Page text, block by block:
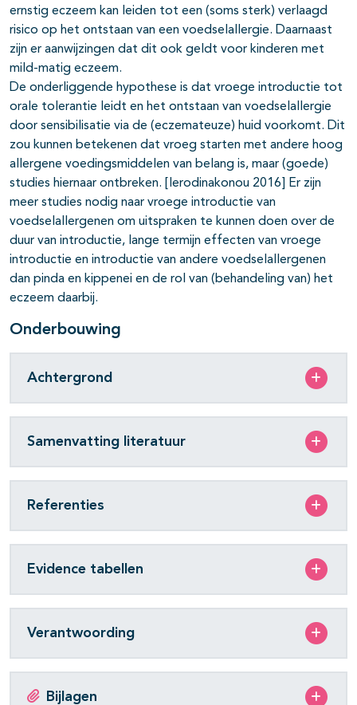
ernstig eczeem kan leiden tot een (soms sterk) verlaagd
risico op het ontstaan van een voedselallergie. Daarnaast
zijn er aanwijzingen dat dit ook geldt voor kinderen met
mild-matig eczeem.
De onderliggende hypothese is dat vroege introductie tot
orale tolerantie leidt en het ontstaan van voedselallergie
door sensibilisatie via de (eczemateuze) huid voorkomt. Dit
zou kunnen betekenen dat vroeg starten met andere hoog
allergene voedingsmiddelen van belang is, maar (goede)
studies hiernaar ontbreken. [Ierodinakonou 2016] Er zijn
meer studies nodig naar vroege introductie van
voedselallergenen om uitspraken te kunnen doen over de
duur van introductie, lange termijn effecten van vroege
introductie en introductie van andere voedselallergenen
dan pinda en kippenei en de rol van (behandeling van) het
eczeem daarbij.
Onderbouwing
Achtergrond
Samenvatting literatuur
Referenties
Evidence tabellen
Verantwoording
Bijlagen